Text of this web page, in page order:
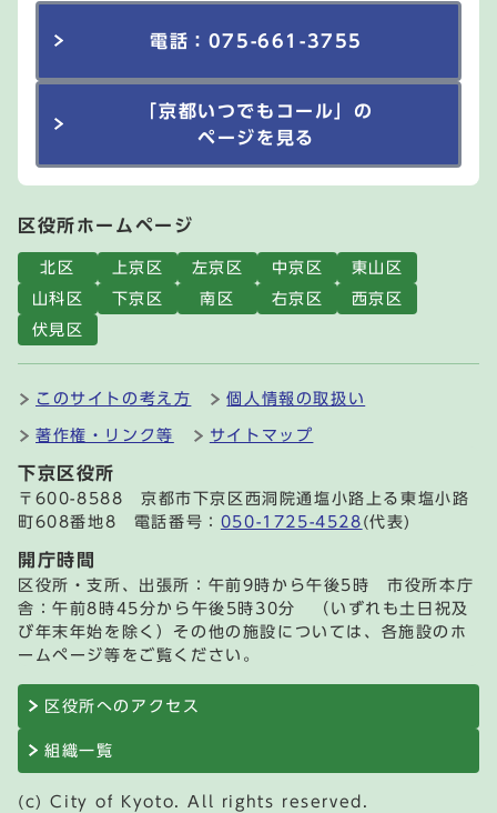
電話：075-661-3755
「京都いつでもコール」の
ページを見る
区役所ホームページ
北区 上京区 左京区 中京区
東山区
山科区
下京区 南区 右京区
西京区
伏見区
このサイトの考え方 個人情報の取扱い
著作権・リンク等 サイトマップ
下京区役所
〒600-8588 京都市下京区西洞院通塩小路上る東塩小路
町608番地8 電話番号： 050-1725-4528 (代表)
開庁時間
区役所・支所、出張所：午前9時から午後5時 市役所本庁
舎：午前8時45分から午後5時30分 （いずれも土日祝及
び年末年始を除く）その他の施設については、各施設のホ
ームページ等をご覧ください。
区役所へのアクセス
組織一覧
(c) City of Kyoto. All rights reserved.